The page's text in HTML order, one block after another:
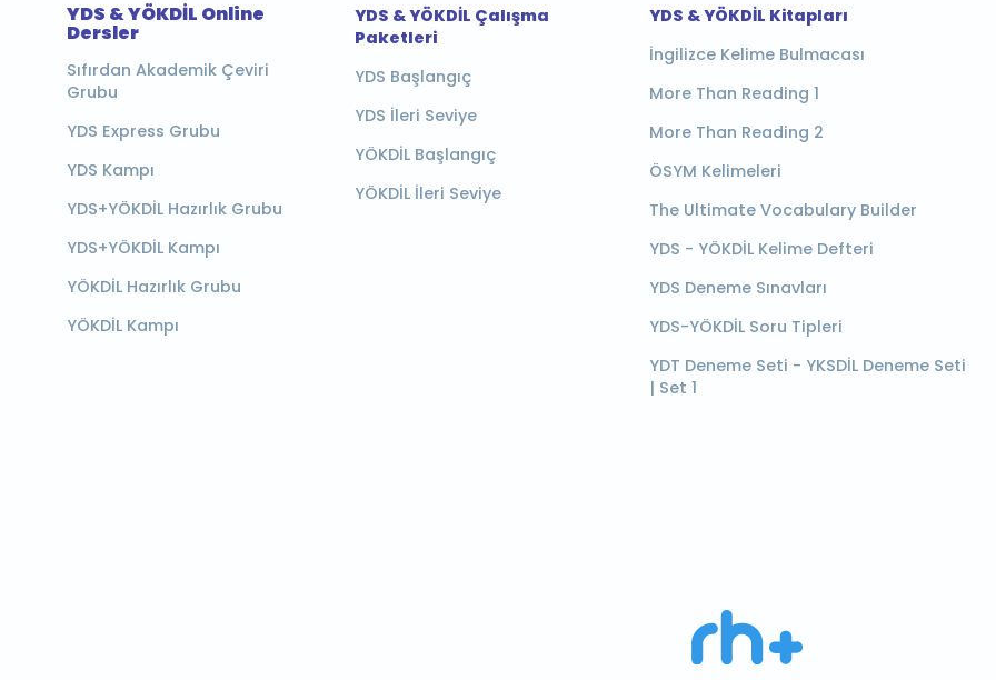
YDS & YÖKDİL Online
Dersler
Sıfırdan Akademik Çeviri
Grubu
YDS Express Grubu
YDS Kampı
YDS+YÖKDİL Hazırlık Grubu
YDS+YÖKDİL Kampı
YÖKDİL Hazırlık Grubu
YÖKDİL Kampı
YDS & YÖKDİL Çalışma
Paketleri
YDS Başlangıç
YDS İleri Seviye
YÖKDİL Başlangıç
YÖKDİL İleri Seviye
YDS & YÖKDİL Kitapları
İngilizce Kelime Bulmacası
More Than Reading 1
More Than Reading 2
ÖSYM Kelimeleri
The Ultimate Vocabulary Builder
YDS - YÖKDİL Kelime Defteri
YDS Deneme Sınavları
YDS-YÖKDİL Soru Tipleri
YDT Deneme Seti - YKSDİL Deneme Seti
| Set 1